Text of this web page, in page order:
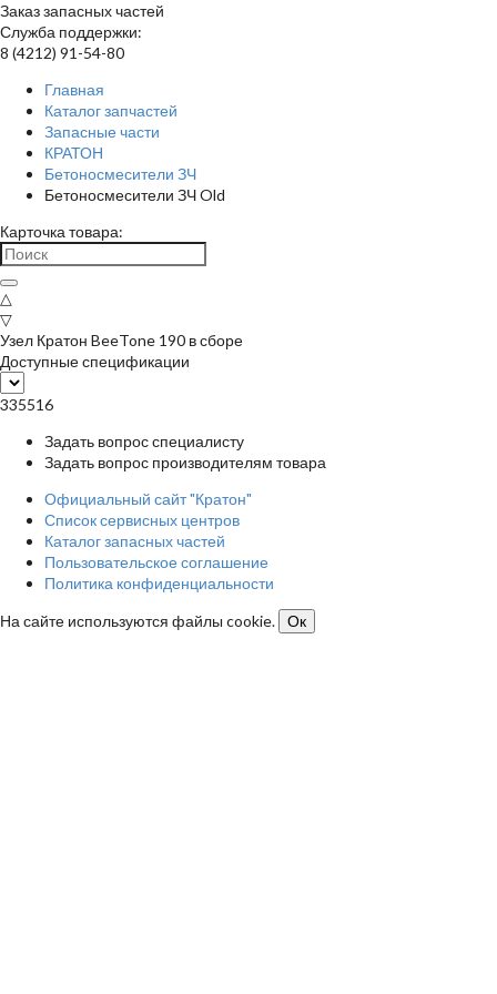
Заказ запасных частей
Служба поддержки:
8 (4212) 91-54-80
Главная
Каталог запчастей
Запасные части
КРАТОН
Бетоносмесители ЗЧ
Бетоносмесители ЗЧ Old
Карточка товара:
△
▽
Узел Кратон BeeTone 190 в сборе
Доступные спецификации
335516
Задать вопрос специалисту
Задать вопрос производителям товара
Официальный сайт "Кратон"
Список сервисных центров
Каталог запасных частей
Пользовательское соглашение
Политика конфиденциальности
На сайте используются файлы cookie.
Ок